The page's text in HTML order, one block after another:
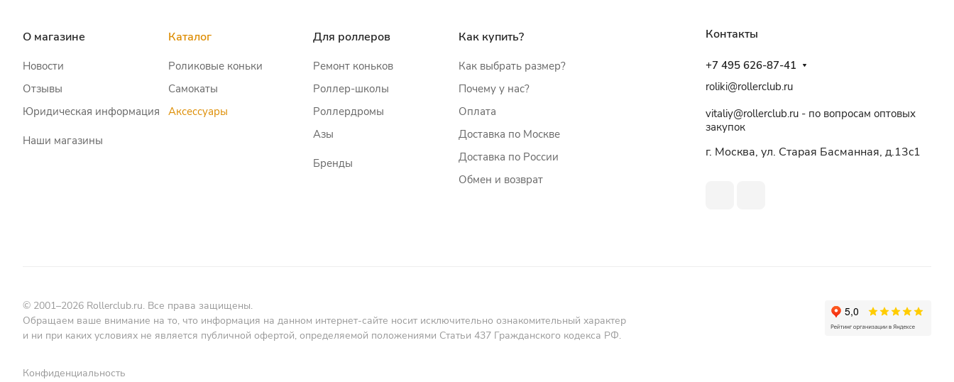
О магазине
Новости
Отзывы
Юридическая информация
Наши магазины
Каталог
Роликовые коньки
Самокаты
Аксессуары
Для роллеров
Ремонт коньков
Роллер-школы
Роллердромы
Азы
Бренды
Как купить?
Как выбрать размер?
Почему у нас?
Оплата
Доставка по Москве
Доставка по России
Обмен и возврат
Контакты
+7 495 626-87-41
roliki@rollerclub.ru
vitaliy@rollerclub.ru - по вопросам оптовых
закупок
г. Москва, ул. Старая Басманная, д.13c1
© 2001–2026 Rollerclub.ru. Все права защищены.
Обращаем ваше внимание на то, что информация на данном интернет-сайте носит исключительно ознакомительный характер
и ни при каких условиях не является публичной офертой, определяемой положениями Статьи 437 Гражданского кодекса РФ.
Конфиденциальность